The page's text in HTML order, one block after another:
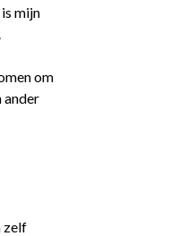
mijn
om
ander
zelf